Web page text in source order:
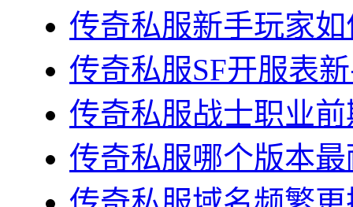
传奇私服新手玩家
传奇私服SF开服表
传奇私服战士职业
传奇私服哪个版本